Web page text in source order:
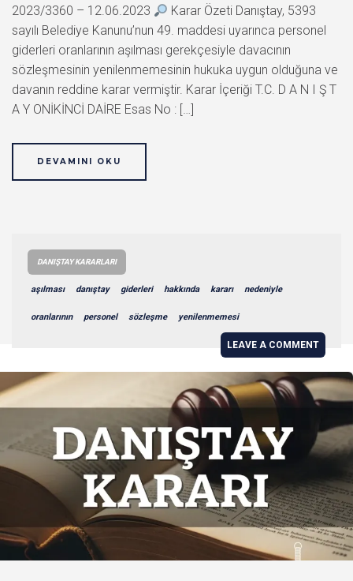
2023/3360 – 12.06.2023
Karar Özeti Danıştay, 5393
sayılı Belediye Kanunu’nun 49. maddesi uyarınca personel
giderleri oranlarının aşılması gerekçesiyle davacının
sözleşmesinin yenilenmemesinin hukuka uygun olduğuna ve
davanın reddine karar vermiştir. Karar İçeriği T.C. D A N I Ş T
A Y ONİKİNCİ DAİRE Esas No : […]
DEVAMINI OKU
DANIŞTAY KARARLARI
aşılması danıştay giderleri hakkında kararı nedeniyle
oranlarının personel sözleşme yenilenmemesi
LEAVE A COMMENT